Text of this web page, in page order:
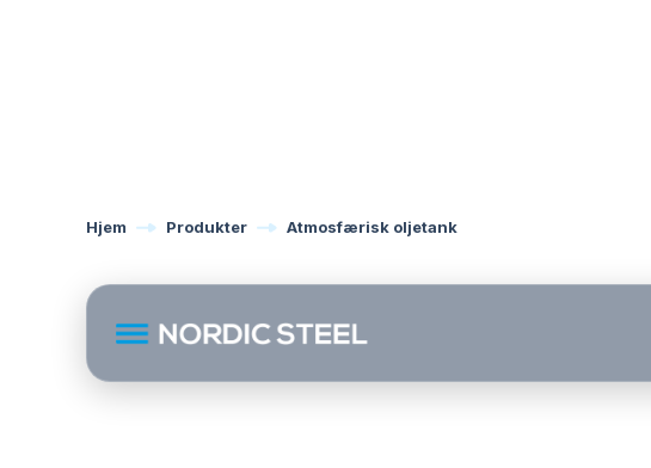
Hjem Produkter Atmosfærisk oljetank